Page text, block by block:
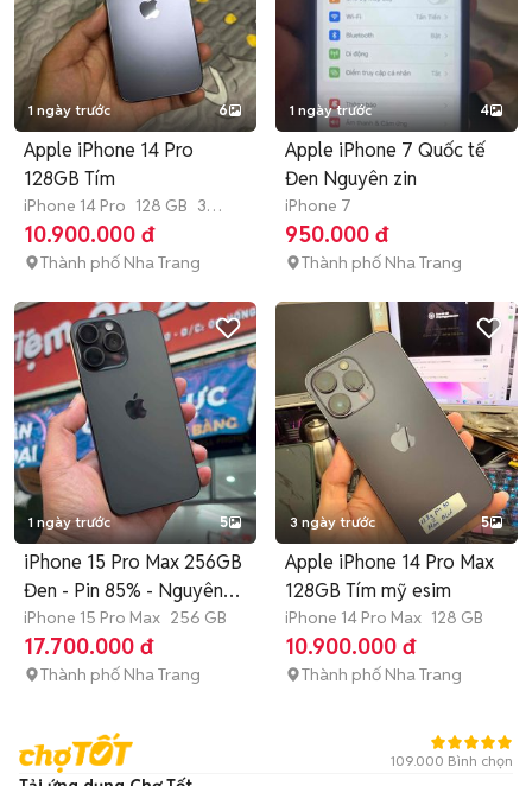
1 ngày trước 6
Apple iPhone 14 Pro
128GB Tím
iPhone 14 Pro 128 GB 3
tháng
10.900.000 đ
Thành phố Nha Trang
1 ngày trước 4
Apple iPhone 7 Quốc tế
Đen Nguyên zin
iPhone 7
950.000 đ
Thành phố Nha Trang
1 ngày trước 5
iPhone 15 Pro Max 256GB
Đen - Pin 85% - Nguyên
Zin
iPhone 15 Pro Max 256 GB
17.700.000 đ
Thành phố Nha Trang
3 ngày trước 5
Apple iPhone 14 Pro Max
128GB Tím mỹ esim
iPhone 14 Pro Max 128 GB
10.900.000 đ
Thành phố Nha Trang
109.000 Bình chọn